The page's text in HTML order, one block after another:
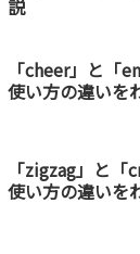
説
「cheer」と「
使い方の違いを
「zigzag」と
使い方の違いを